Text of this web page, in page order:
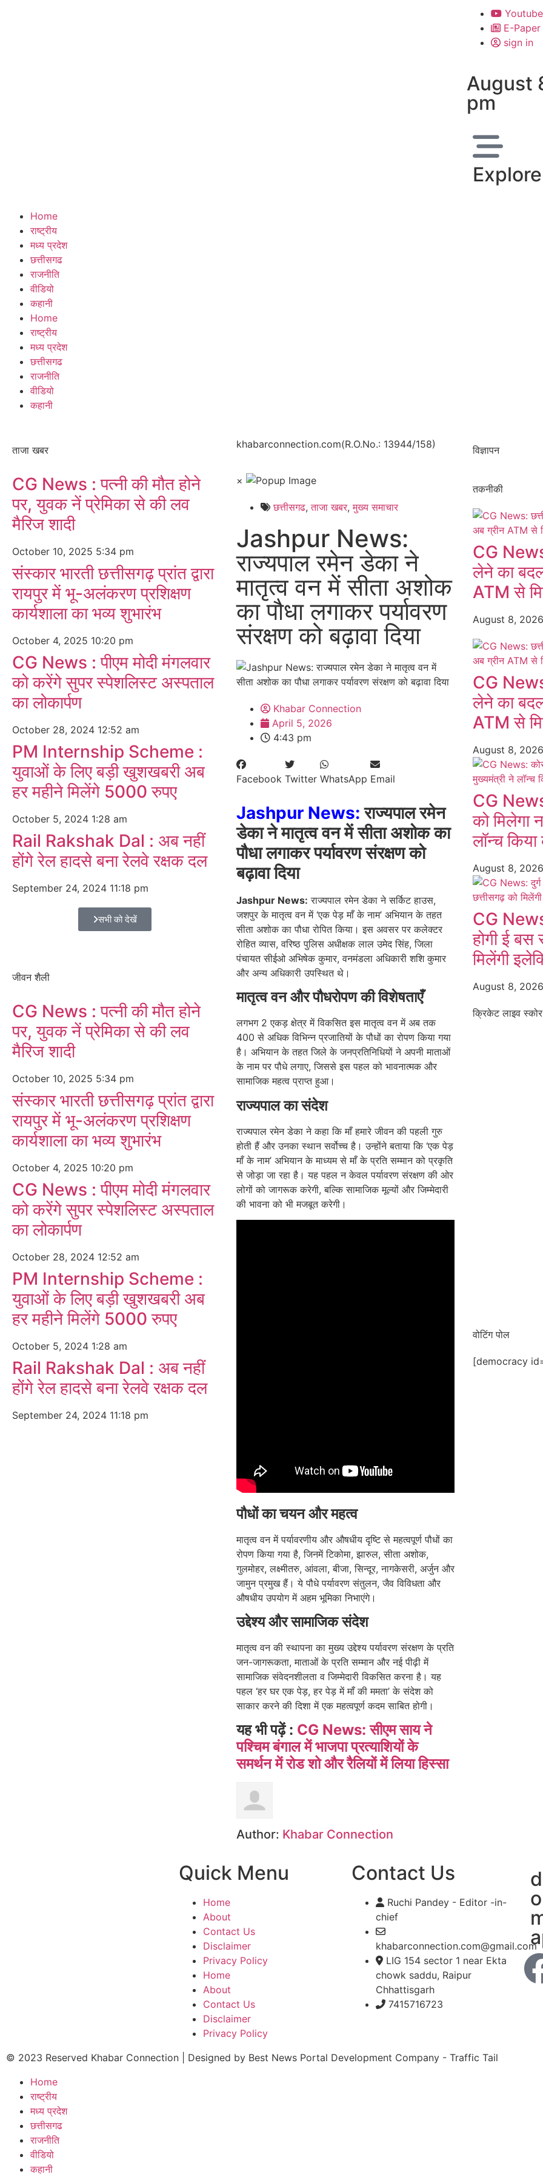
Youtube
E-Paper
sign in
August
pm
Explore
Home
राष्ट्रीय
मध्य प्रदेश
छत्तीसगढ
राजनीति
वीडियो
कहानी
Home
राष्ट्रीय
मध्य प्रदेश
छत्तीसगढ
राजनीति
वीडियो
कहानी
ताजा खबर
CG News : पत्नी की मौत होने
पर, युवक नें प्रेमिका से की लव
मैरिज शादी
October 10, 2025 5:34 pm
संस्कार भारती छत्तीसगढ़ प्रांत द्वारा
रायपुर में भू-अलंकरण प्रशिक्षण
कार्यशाला का भव्य शुभारंभ
October 4, 2025 10:20 pm
CG News : पीएम मोदी मंगलवार
को करेंगे सुपर स्पेशलिस्ट अस्पताल
का लोकार्पण
October 28, 2024 12:52 am
PM Internship Scheme :
युवाओं के लिए बड़ी खुशखबरी अब
हर महीने मिलेंगे 5000 रुपए
October 5, 2024 1:28 am
Rail Rakshak Dal : अब नहीं
होंगे रेल हादसे बना रेलवे रक्षक दल
September 24, 2024 11:18 pm
सभी को देखें
जीवन शैली
CG News : पत्नी की मौत होने
पर, युवक नें प्रेमिका से की लव
मैरिज शादी
October 10, 2025 5:34 pm
संस्कार भारती छत्तीसगढ़ प्रांत द्वारा
रायपुर में भू-अलंकरण प्रशिक्षण
कार्यशाला का भव्य शुभारंभ
October 4, 2025 10:20 pm
CG News : पीएम मोदी मंगलवार
को करेंगे सुपर स्पेशलिस्ट अस्पताल
का लोकार्पण
October 28, 2024 12:52 am
PM Internship Scheme :
युवाओं के लिए बड़ी खुशखबरी अब
हर महीने मिलेंगे 5000 रुपए
October 5, 2024 1:28 am
Rail Rakshak Dal : अब नहीं
होंगे रेल हादसे बना रेलवे रक्षक दल
September 24, 2024 11:18 pm
khabarconnection.com(R.O.No.: 13944/158)
×
छत्तीसगढ,ताजा खबर,मुख्य समाचार​
Jashpur News:
राज्यपाल रमेन डेका ने
मातृत्व वन में सीता अशोक
का पौधा लगाकर पर्यावरण
संरक्षण को बढ़ावा दिया
Khabar Connection
April 5, 2026
4:43 pm
Facebook Twitter WhatsApp Email
Jashpur News: राज्यपाल रमेन
डेका ने मातृत्व वन में सीता अशोक का
पौधा लगाकर पर्यावरण संरक्षण को
बढ़ावा दिया
Jashpur News: राज्यपाल रमेन डेका ने सर्किट हाउस,
जशपुर के मातृत्व वन में ‘एक पेड़ माँ के नाम’ अभियान के तहत
सीता अशोक का पौधा रोपित किया। इस अवसर पर कलेक्टर
रोहित व्यास, वरिष्ठ पुलिस अधीक्षक लाल उमेद सिंह, जिला
पंचायत सीईओ अभिषेक कुमार, वनमंडला अधिकारी शशि कुमार
और अन्य अधिकारी उपस्थित थे।
मातृत्व वन और पौधरोपण की विशेषताएँ
लगभग 2 एकड़ क्षेत्र में विकसित इस मातृत्व वन में अब तक
400 से अधिक विभिन्न प्रजातियों के पौधों का रोपण किया गया
है। अभियान के तहत जिले के जनप्रतिनिधियों ने अपनी माताओं
के नाम पर पौधे लगाए, जिससे इस पहल को भावनात्मक और
सामाजिक महत्व प्राप्त हुआ।
राज्यपाल का संदेश
राज्यपाल रमेन डेका ने कहा कि माँ हमारे जीवन की पहली गुरु
होती हैं और उनका स्थान सर्वोच्च है। उन्होंने बताया कि ‘एक पेड़
माँ के नाम’ अभियान के माध्यम से माँ के प्रति सम्मान को प्रकृति
से जोड़ा जा रहा है। यह पहल न केवल पर्यावरण संरक्षण की ओर
लोगों को जागरूक करेगी, बल्कि सामाजिक मूल्यों और जिम्मेदारी
की भावना को भी मजबूत करेगी।
पौधों का चयन और महत्व
मातृत्व वन में पर्यावरणीय और औषधीय दृष्टि से महत्वपूर्ण पौधों का
रोपण किया गया है, जिनमें टिकोमा, झारुल, सीता अशोक,
गुलमोहर, लक्ष्मीतरु, आंवला, बीजा, सिन्दूर, नागकेसरी, अर्जुन और
जामुन प्रमुख हैं। ये पौधे पर्यावरण संतुलन, जैव विविधता और
औषधीय उपयोग में अहम भूमिका निभाएंगे।
उद्देश्य और सामाजिक संदेश
मातृत्व वन की स्थापना का मुख्य उद्देश्य पर्यावरण संरक्षण के प्रति
जन-जागरूकता, माताओं के प्रति सम्मान और नई पीढ़ी में
सामाजिक संवेदनशीलता व जिम्मेदारी विकसित करना है। यह
पहल ‘हर घर एक पेड़, हर पेड़ में माँ की ममता’ के संदेश को
साकार करने की दिशा में एक महत्वपूर्ण कदम साबित होगी।
यह भी पढ़ें : CG News: सीएम साय ने
पश्चिम बंगाल में भाजपा प्रत्याशियों के
समर्थन में रोड शो और रैलियों में लिया हिस्सा
Author: Khabar Connection
विज्ञापन
तकनीकी
CG
लेने का
ATM से
August 8,
CG
लेने का
ATM से
August 8,
CG
को मिलेगा
लॉन्च
August 8,
CG
होगी ई बस
मिलेंगी
August 8,
क्रिकेट लाइव स्कोर
वोटिंग पोल
[democracy
Quick Menu
Home
About
Contact Us
Disclaimer
Privacy Policy
Home
About
Contact Us
Disclaimer
Privacy Policy
Contact Us
Ruchi Pandey - Editor -in-
chief
khabarconnection.com@gmail.com
LIG 154 sector 1 near Ekta
chowk saddu, Raipur
Chhattisgarh
7415716723
© 2023 Reserved Khabar Connection | Designed by Best News Portal Development Company - Traffic Tail
Home
राष्ट्रीय
मध्य प्रदेश
छत्तीसगढ
राजनीति
वीडियो
कहानी